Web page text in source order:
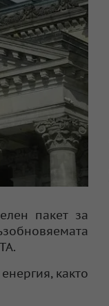
пакет за
както